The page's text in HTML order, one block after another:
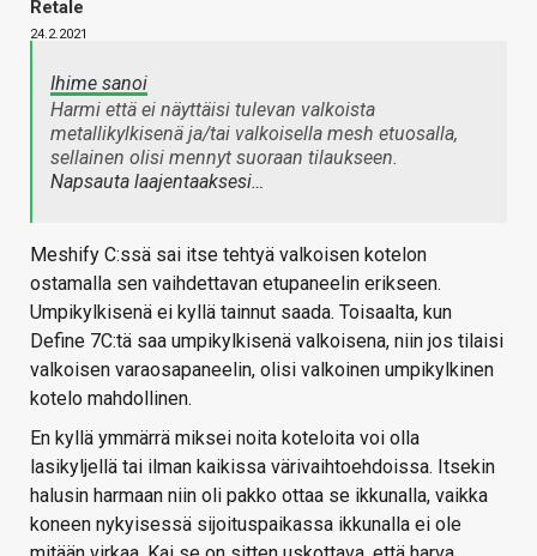
Retale
24.2.2021
Ihime sanoi
Harmi että ei näyttäisi tulevan valkoista
metallikylkisenä ja/tai valkoisella mesh etuosalla,
sellainen olisi mennyt suoraan tilaukseen.
Napsauta laajentaaksesi…
Meshify C:ssä sai itse tehtyä valkoisen kotelon
ostamalla sen vaihdettavan etupaneelin erikseen.
Umpikylkisenä ei kyllä tainnut saada. Toisaalta, kun
Define 7C:tä saa umpikylkisenä valkoisena, niin jos tilaisi
valkoisen varaosapaneelin, olisi valkoinen umpikylkinen
kotelo mahdollinen.
En kyllä ymmärrä miksei noita koteloita voi olla
lasikyljellä tai ilman kaikissa värivaihtoehdoissa. Itsekin
halusin harmaan niin oli pakko ottaa se ikkunalla, vaikka
koneen nykyisessä sijoituspaikassa ikkunalla ei ole